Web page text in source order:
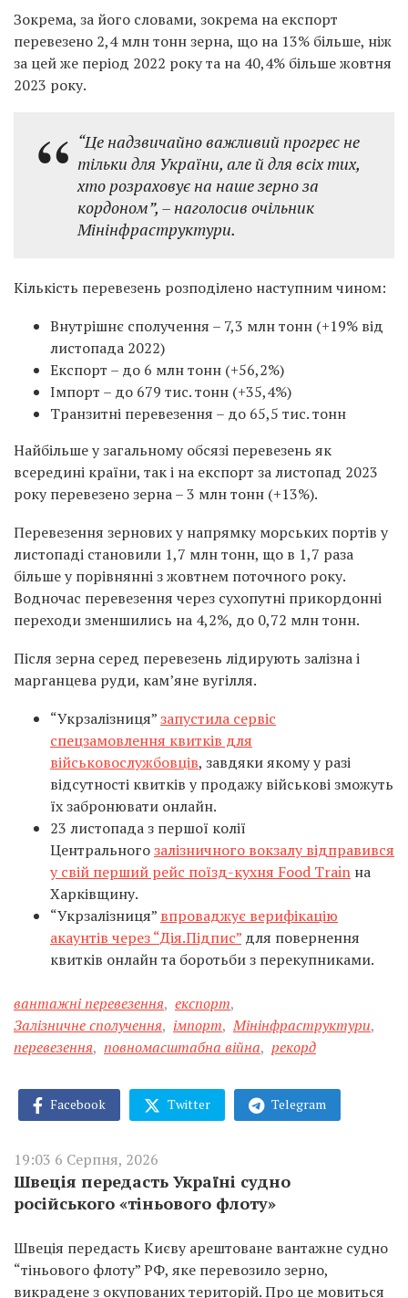
Зокрема, за його словами, зокрема на експорт
перевезено 2,4 млн тонн зерна, що на 13% більше, ніж
за цей же період 2022 року та на 40,4% більше жовтня
2023 року.
“Це надзвичайно важливий прогрес не
тільки для України, але й для всіх тих,
хто розраховує на наше зерно за
кордоном”, – наголосив очільник
Мінінфраструктури.
Кількість перевезень розподілено наступним чином:
Внутрішнє сполучення – 7,3 млн тонн (+19% від
листопада 2022)
Експорт – до 6 млн тонн (+56,2%)
Імпорт – до 679 тис. тонн (+35,4%)
Транзитні перевезення – до 65,5 тис. тонн
Найбільше у загальному обсязі перевезень як
всередині країни, так і на експорт за листопад 2023
року перевезено зерна – 3 млн тонн (+13%).
Перевезення зернових у напрямку морських портів у
листопаді становили 1,7 млн тонн, що в 1,7 раза
більше у порівнянні з жовтнем поточного року.
Водночас перевезення через сухопутні прикордонні
переходи зменшились на 4,2%, до 0,72 млн тонн.
Після зерна серед перевезень лідирують залізна і
марганцева руди, кам’яне вугілля.
“Укрзалізниця”запустила сервіс
спецзамовлення квитків для
військовослужбовців, завдяки якому у разі
відсутності квитків у продажу військові зможуть
їх забронювати онлайн.
23 листопада з першої колії
Центральногозалізничного вокзалу відправився
у свій перший рейс поїзд-кухня Food Train на
Харківщину.
“Укрзалізниця” впроваджує верифікацію
акаунтів через “Дія.Підпис” для повернення
квитків онлайн та боротьби з перекупниками.
вантажні перевезення, експорт,
Залізничне сполучення, імпорт, Мінінфраструктури,
перевезення, повномасштабна війна, рекорд
Facebook Twitter Telegram
19:03 6 Серпня, 2026
Швеція передасть Україні судно
російського «тіньового флоту»
Швеція передасть Києву арештоване вантажне судно
“тіньового флоту” РФ, яке перевозило зерно,
викрадене з окупованих територій. Про це мовиться